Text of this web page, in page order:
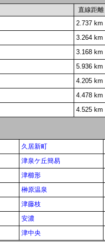
直線距離
2.737 km
3.264 km
3.168 km
5.936 km
4.205 km
4.478 km
4.525 km
久居新町
津泉ケ丘簡易
津櫛形
榊原温泉
津藤枝
安濃
津中央